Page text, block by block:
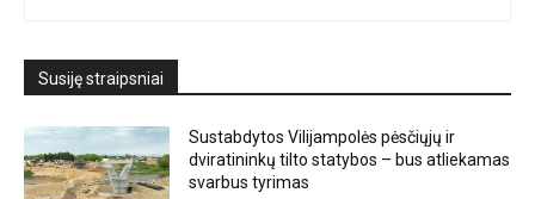
Susiję straipsniai
Sustabdytos Vilijampolės pėsčiųjų ir
dviratininkų tilto statybos – bus atliekamas
svarbus tyrimas